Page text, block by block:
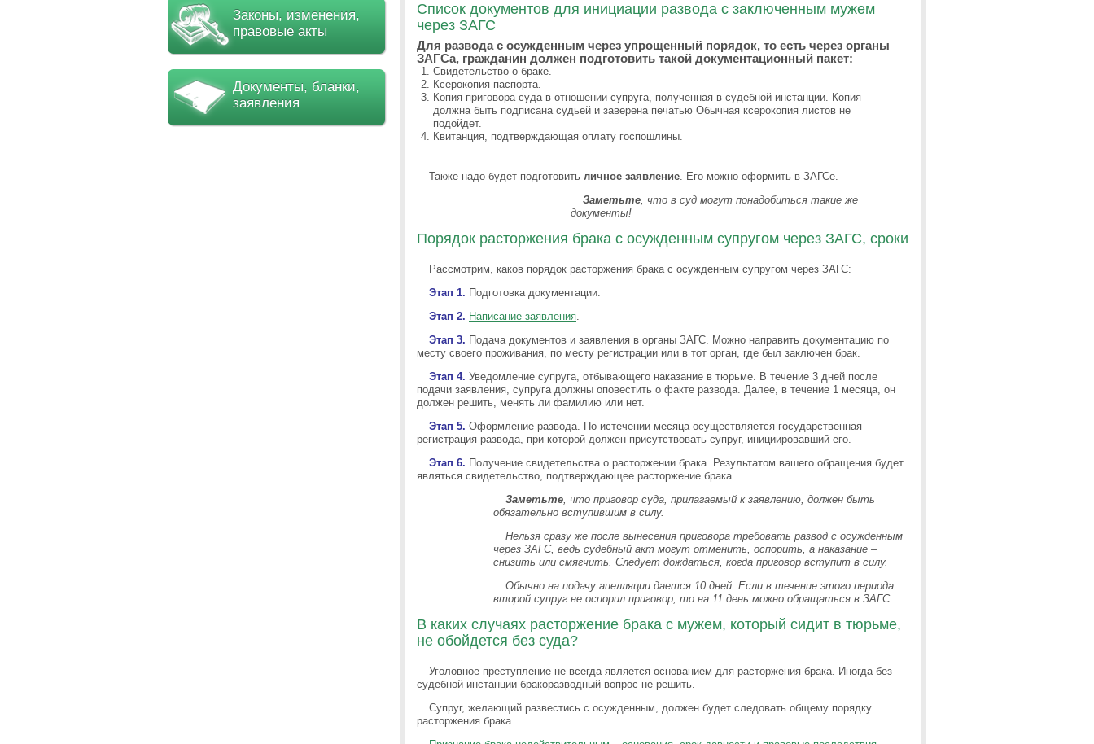
Законы, изменения,
правовые акты
Документы, бланки,
заявления
Список документов для инициации развода с заключенным мужем
через ЗАГС
Для развода с осужденным через упрощенный порядок, то есть через органы
ЗАГСа, гражданин должен подготовить такой документационный пакет:
Свидетельство о браке.
Ксерокопия паспорта.
Копия приговора суда в отношении супруга, полученная в судебной инстанции. Копия
должна быть подписана судьей и заверена печатью Обычная ксерокопия листов не
подойдет.
Квитанция, подтверждающая оплату госпошлины.
Также надо будет подготовить личное заявление. Его можно оформить в ЗАГСе.
Заметьте, что в суд могут понадобиться такие же
документы!
Порядок расторжения брака с осужденным супругом через ЗАГС, сроки
Рассмотрим, каков порядок расторжения брака с осужденным супругом через ЗАГС:
Этап 1. Подготовка документации.
Этап 2. Написание заявления.
Этап 3. Подача документов и заявления в органы ЗАГС. Можно направить документацию по
месту своего проживания, по месту регистрации или в тот орган, где был заключен брак.
Этап 4. Уведомление супруга, отбывающего наказание в тюрьме. В течение 3 дней после
подачи заявления, супруга должны оповестить о факте развода. Далее, в течение 1 месяца, он
должен решить, менять ли фамилию или нет.
Этап 5. Оформление развода. По истечении месяца осуществляется государственная
регистрация развода, при которой должен присутствовать супруг, инициировавший его.
Этап 6. Получение свидетельства о расторжении брака. Результатом вашего обращения будет
являться свидетельство, подтверждающее расторжение брака.
Заметьте, что приговор суда, прилагаемый к заявлению, должен быть
обязательно вступившим в силу.
Нельзя сразу же после вынесения приговора требовать развод с осужденным
через ЗАГС, ведь судебный акт могут отменить, оспорить,а наказание –
снизить или смягчить. Следует дождаться, когда приговор вступит в силу.
Обычно на подачу апелляции дается 10 дней. Если в течение этого периода
второй супруг не оспорил приговор, то на 11 день можно обращаться в ЗАГС.
В каких случаях расторжение брака с мужем, который сидит в тюрьме,
не обойдется без суда?
Уголовное преступление не всегда является основанием для расторжения брака. Иногда без
судебной инстанции бракоразводный вопрос не решить.
Супруг, желающий развестись с осужденным, должен будет следовать общему порядку
расторжения брака.